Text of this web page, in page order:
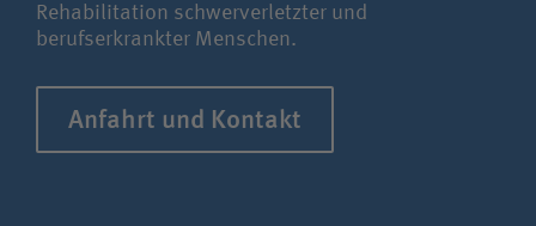
Rehabilitation schwerverletzter und
berufserkrankter Menschen.
Anfahrt und Kontakt